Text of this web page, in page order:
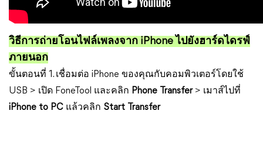
วิธีการถ่ายโอนไฟล์เพลงจาก iPhone ไปยังฮาร์ดไดรฟ์
ภายนอก
ขั้นตอนที่ 1. เชื่อมต่อ iPhone ของคุณกับคอมพิวเตอร์โดยใช้
USB > เปิด FoneTool และคลิก Phone Transfer > เมาส์ไปที่
iPhone to PC แล้วคลิก Start Transfer